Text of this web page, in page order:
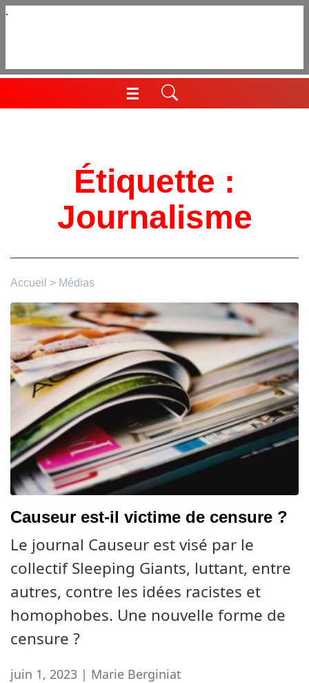
Aller
☰
Menu
Étiquette :
Journalisme
Accueil > Médias
Causeur est-il victime de censure ?
Le journal Causeur est visé par le
collectif Sleeping Giants, luttant, entre
autres, contre les idées racistes et
homophobes. Une nouvelle forme de
censure ?
juin 1, 2023 | Marie Berginiat